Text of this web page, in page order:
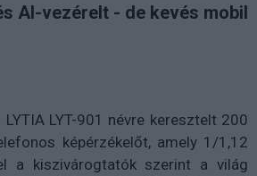
AI-vezérelt - de kevés mobil
LYT-901 névre keresztelt 200
képérzékelőt, amely 1/1,12
a kiszivárogtatók szerint a világ